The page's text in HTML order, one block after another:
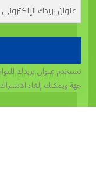
يستخدم هذا الموقع
نستخدم عنوان بريدك
جهةويمكنك إلغاء